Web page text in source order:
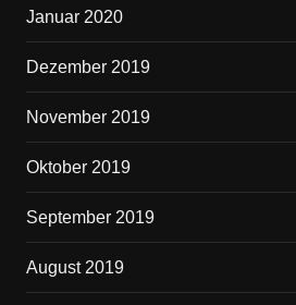
Januar 2020
Dezember 2019
November 2019
Oktober 2019
September 2019
August 2019